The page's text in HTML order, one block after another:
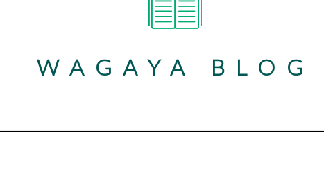
WAGAYA BLOG